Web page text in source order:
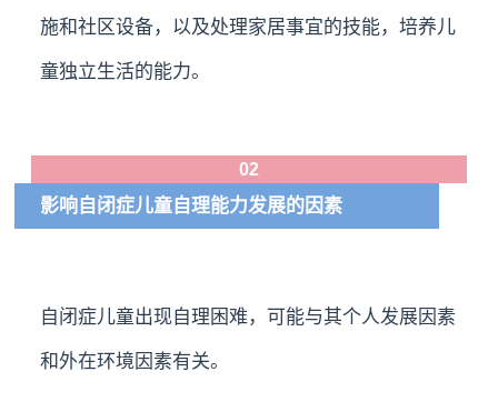
施和社区设备，以及处理家居事宜的技能，培养儿
童独立生活的能力。
02
影响自闭症儿童自理能力发展的因素
自闭症儿童出现自理困难，可能与其个人发展因素
和外在环境因素有关。